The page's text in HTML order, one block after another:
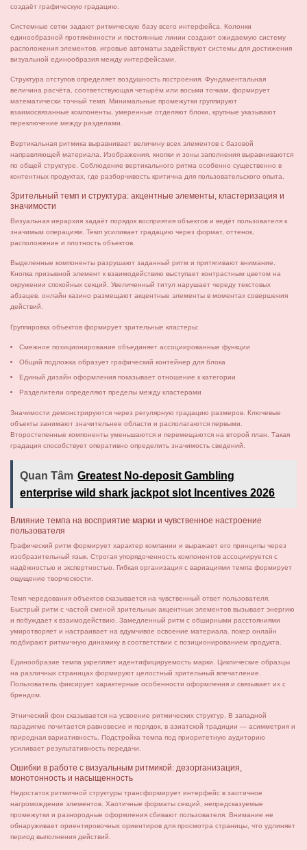
создаёт графическую градацию.
Системные сетки задают ритмическую базу всего интерфейса. Колонки
единообразной протяжённости и постоянные линии создают ожидаемую систему
расположения элементов. игровые автоматы задействуют системы для достижения
визуальной единообразия между интерфейсами.
Структура отступов определяет воздушность построения. Фундаментальная
величина расчёта, соответствующая четырём или восьми точкам, формирует
математически точный темп. Минимальные промежутки группируют
взаимосвязанные компоненты, умеренные отделяют блоки, крупные указывают
переключение между разделами.
Вертикальная ритмика выравнивает величину всех элементов с базовой
направляющей материала. Изображения, кнопки и зоны заполнения выравниваются
по общей структуре. Соблюдение вертикального ритма особенно существенно в
контентных продуктах, где разборчивость критична для пользовательского опыта.
Зрительный темп и структура: акцентные элементы, кластеризация и
значимости
Визуальная иерархия задаёт порядок восприятия объектов и ведёт пользователя к
значимым операциям. Темп усиливает градацию через формат, оттенок,
расположение и плотность объектов.
Выделенные компоненты разрушают заданный ритм и притягивают внимание.
Кнопка призывной элемент к взаимодействию выступает контрастным цветом на
окружении спокойных секций. Увеличенный титул нарушает череду текстовых
абзацев. онлайн казино размещают акцентные элементы в моментах совершения
действий.
Группировка объектов формирует зрительные кластеры:
Смежное позиционирование объединяет ассоциированные функции
Общий подложка образует графический контейнер для блока
Единый дизайн оформления показывает отношение к категории
Разделители определяют пределы между кластерами
Значимости демонстрируются через регулярную градацию размеров. Ключевые
объекты занимают значительнее области и располагаются первыми.
Второстепенные компоненты уменьшаются и перемещаются на второй план. Такая
градация способствует оперативно определить значимость сведений.
Quan Tâm Greatest No-deposit Gambling
enterprise wild shark jackpot slot Incentives 2026
Влияние темпа на восприятие марки и чувственное настроение
пользователя
Графический ритм формирует характер компании и выражает его принципы через
изобразительный язык. Строгая упорядоченность компонентов ассоциируется с
надёжностью и экспертностью. Гибкая организация с вариациями темпа формирует
ощущение творческости.
Темп чередования объектов сказывается на чувственный ответ пользователя.
Быстрый ритм с частой сменой зрительных акцентных элементов вызывает энергию
и побуждает к взаимодействию. Замедленный ритм с обширными расстояниями
умиротворяет и настраивает на вдумчивое освоение материала. покер онлайн
подбирают ритмичную динамику в соответствии с позиционированием продукта.
Единообразие темпа укрепляет идентифицируемость марки. Циклические образцы
на различных страницах формируют целостный зрительный впечатление.
Пользователь фиксирует характерные особенности оформления и связывает их с
брендом.
Этнический фон сказывается на усвоение ритмических структур. В западной
парадигме почитается равновесие и порядок, в азиатской традиции — асимметрия и
природная вариативность. Подстройка темпа под приоритетную аудиторию
усиливает результативность передачи.
Ошибки в работе с визуальным ритмикой: дезорганизация,
монотонность и насыщенность
Недостаток ритмичной структуры трансформирует интерфейс в хаотичное
нагромождение элементов. Хаотичные форматы секций, непредсказуемые
промежутки и разнородные оформления сбивают пользователя. Внимание не
обнаруживает ориентировочных ориентиров для просмотра страницы, что удлиняет
период выполнения действий.